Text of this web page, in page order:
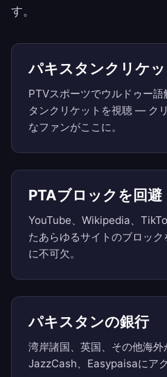
す。
パキスタンクリケッ
PTVスポーツでウルドゥー
タンクリケットを視聴 — ク
なファンがここに。
PTAブロックを回避
YouTube、Wikipedia、
たあらゆるサイトのブロッ
に不可欠。
パキスタンの銀行
湾岸諸国、英国、その他海外
JazzCash、Easypaisaにアク